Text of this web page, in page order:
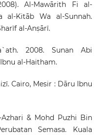
Al-Mawārith Fi al-
al-Kitāb Wa al-Sunnah.
al-Anṣārī.
2008. Sunan Abi
al-Haitham.
Cairo, Mesir : Dāru Ibnu
& Mohd Puzhi Bin
Semasa. Kuala